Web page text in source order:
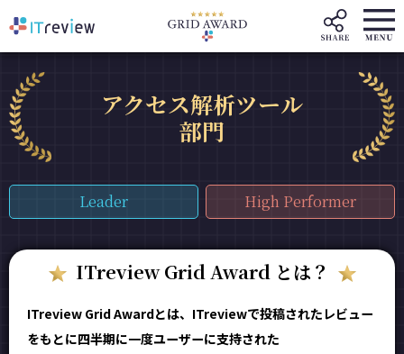
アクセス解析ツール
部門
Leader High Performer
ITreview Grid Award とは？
ITreview Grid Awardとは、ITreviewで投稿されたレビュー
をもとに四半期に一度ユーザーに支持された